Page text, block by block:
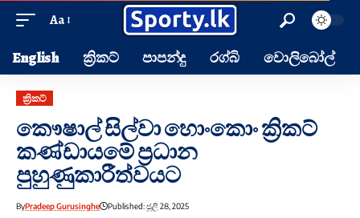
Aa
English ක්‍රිකට් පාපන්දු රග්බි වොලිබෝල්
ක්‍රිකට්
කෞෂාල් සිල්වා හොංකොං ක්‍රිකට්
කණ්ඩායමේ ප්‍රධාන
පුහුණුකාරීත්වයට
ByPradeep Gurusinghe Published: ජූලි 28, 2025